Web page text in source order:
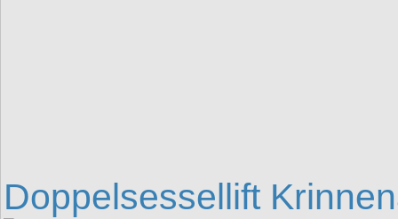
Doppelsessellift